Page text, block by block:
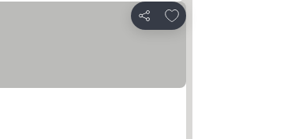
Partilhar
Adicionar aos favoritos